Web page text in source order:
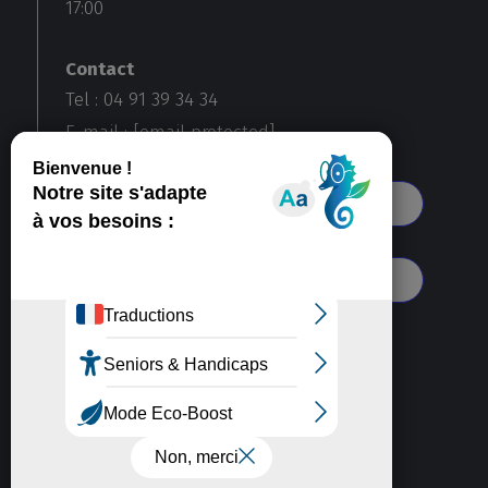
17:00
Contact
Tel : 04 91 39 34 34
E-mail :[email protected]
Voir toutes nos agences